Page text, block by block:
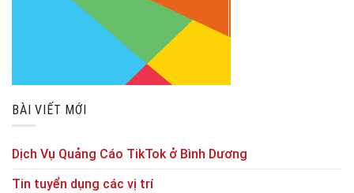
BÀI VIẾT MỚI
Dịch Vụ Quảng Cáo TikTok ở Bình Dương
Tin tuyển dụng các vị trí